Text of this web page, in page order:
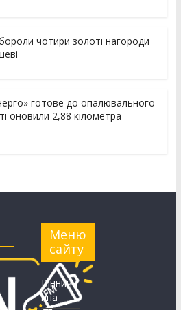
чотири золоті нагороди
готове до опалювального
оновили 2,88 кілометра
Меню
сайту
Вінничч
ина